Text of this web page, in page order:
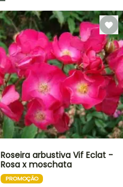
Roseira arbustiva Vif Eclat -
Rosa x moschata
PROMOÇÃO